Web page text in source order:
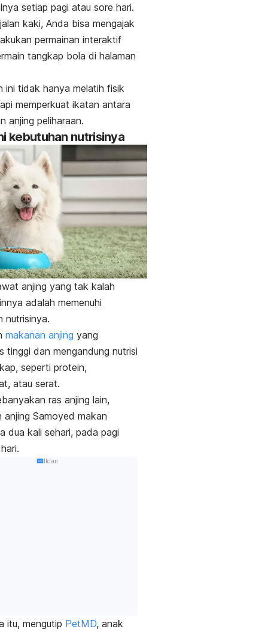
setiap pagi atau sore hari.
kaki, Anda bisa mengajak
permainan interaktif
tangkap bola di halaman
ini tidak hanya melatih fisik
memperkuat ikatan antara
anjing peliharaan.
kebutuhan nutrisinya
anjing yang tak kalah
adalah memenuhi
nutrisinya.
makanan anjing yang
tinggi dan mengandung nutrisi
seperti protein,
atau serat.
ras anjing lain,
anjing Samoyed makan
dua kali sehari, pada pagi
Iklan
itu, mengutip PetMD, anak